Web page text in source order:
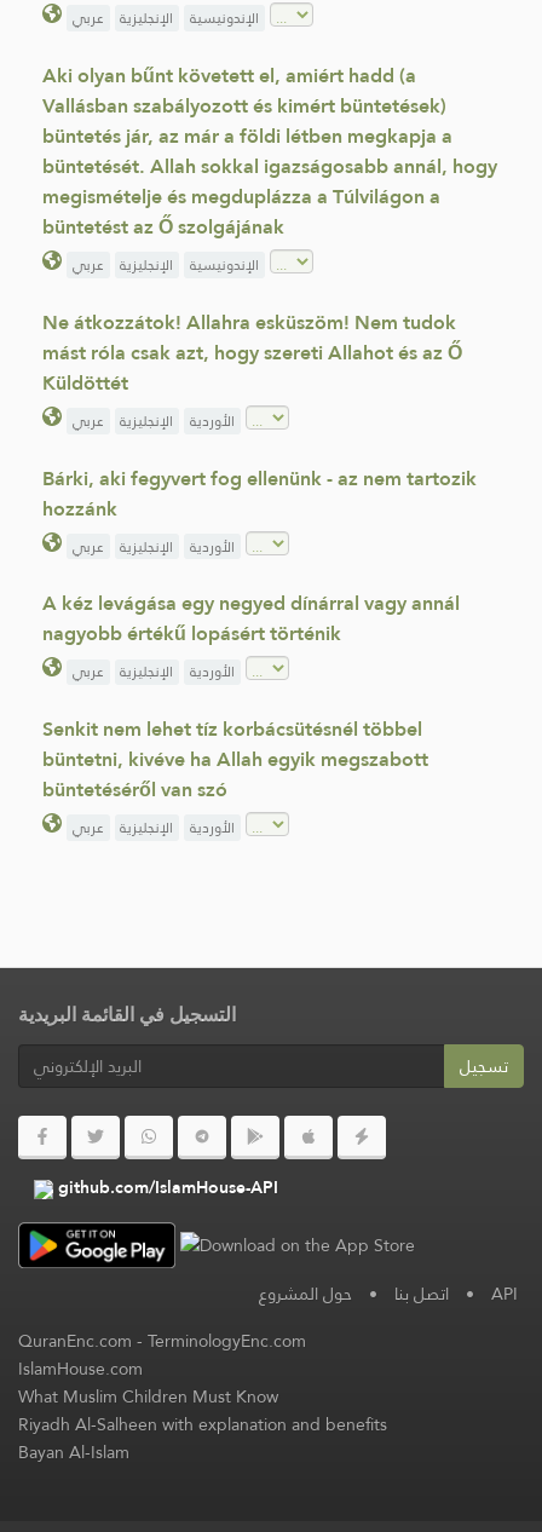
عربي الإنجليزية الإندونيسية
Aki olyan bűnt követett el, amiért hadd (a
Vallásban szabályozott és kimért büntetések)
büntetés jár, az már a földi létben megkapja a
büntetését. Allah sokkal igazságosabb annál, hogy
megismételje és megduplázza a Túlvilágon a
büntetést az Ő szolgájának
عربي الإنجليزية الإندونيسية
Ne átkozzátok! Allahra esküszöm! Nem tudok
mást róla csak azt, hogy szereti Allahot és az Ő
Küldöttét
عربي الإنجليزية الأوردية
Bárki, aki fegyvert fog ellenünk - az nem tartozik
hozzánk
عربي الإنجليزية الأوردية
A kéz levágása egy negyed dínárral vagy annál
nagyobb értékű lopásért történik
عربي الإنجليزية الأوردية
Senkit nem lehet tíz korbácsütésnél többel
büntetni, kivéve ha Allah egyik megszabott
büntetéséről van szó
عربي الإنجليزية الأوردية
التسجيل في القائمة البريدية
تسجيل
github.com/IslamHouse-API
حول المشروع • اتصل بنا • API
QuranEnc.com-TerminologyEnc.com
IslamHouse.com
What Muslim Children Must Know
Riyadh Al-Salheen with explanation and benefits
Bayan Al-Islam